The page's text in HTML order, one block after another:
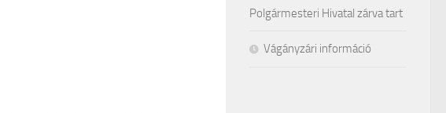
Polgármesteri Hivatal zárva tart
Vágányzári információ